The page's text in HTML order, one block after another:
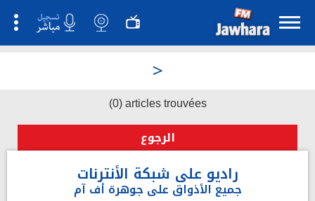
>
(0) articles trouvées
الرجوع
راديو على شبكة الأنترنات
جميع الأذواق على جوهرة أف آم